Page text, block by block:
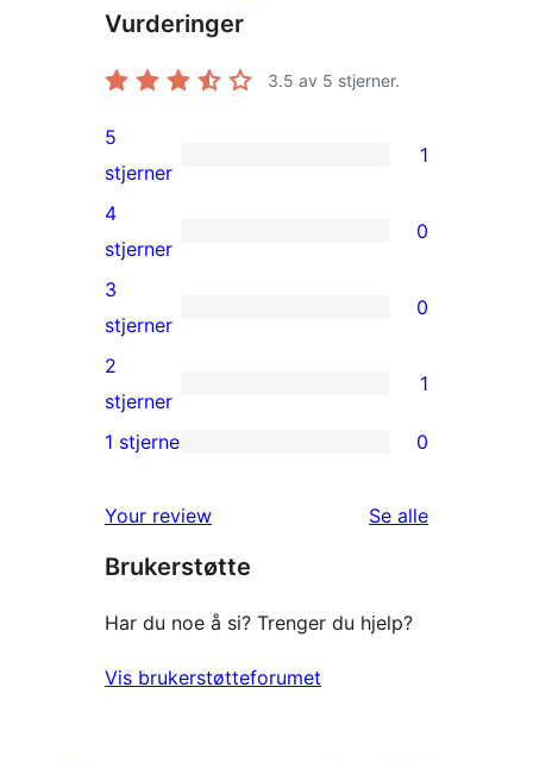
Vurderinger
3.5 av 5 stjerner.
1
5-
star
review
5
stjerner
1
0
4-
star
reviews
4
stjerner
0
0
3-
star
reviews
3
stjerner
0
1
2-
review
2
stjerner
1
star
reviews
1 stjerne 0
Your review Se alleomtalene
Brukerstøtte
Har du noe å si? Trenger du hjelp?
Vis brukerstøtteforumet